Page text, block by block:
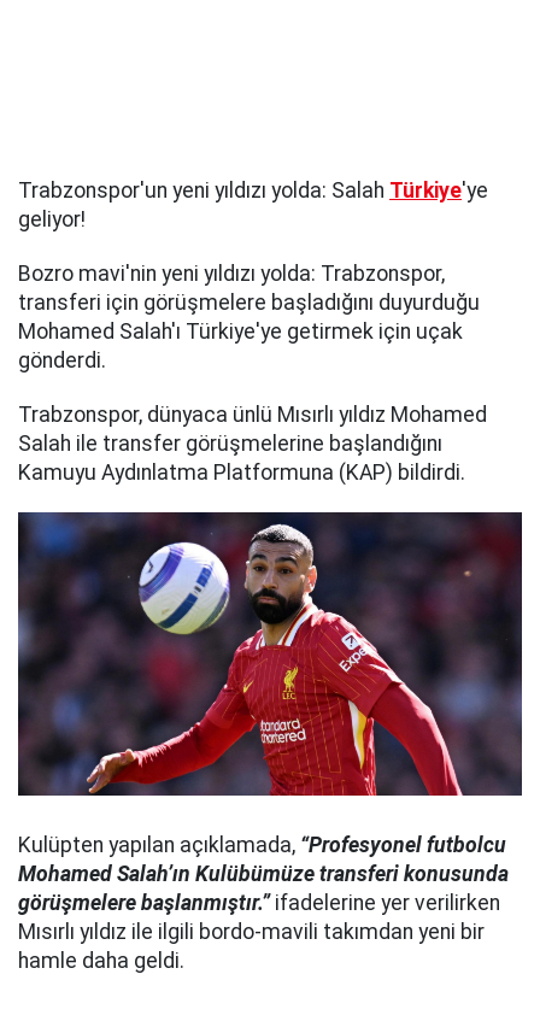
Trabzonspor'un yeni yıldızı yolda: Salah Türkiye'ye
geliyor!
Bozro mavi'nin yeni yıldızı yolda: Trabzonspor,
transferi için görüşmelere başladığını duyurduğu
Mohamed Salah'ı Türkiye'ye getirmek için uçak
gönderdi.
Trabzonspor, dünyaca ünlü Mısırlı yıldız Mohamed
Salah ile transfer görüşmelerine başlandığını
Kamuyu Aydınlatma Platformuna (KAP) bildirdi.
Kulüpten yapılan açıklamada, “Profesyonel futbolcu
Mohamed Salah’ın Kulübümüze transferi konusunda
görüşmelere başlanmıştır.”ifadelerine yer verilirken
Mısırlı yıldız ile ilgili bordo-mavili takımdan yeni bir
hamle daha geldi.